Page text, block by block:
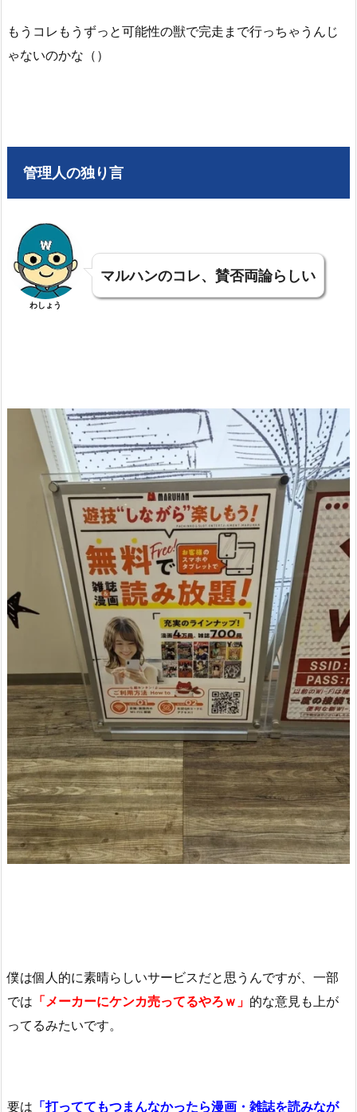
もうコレもうずっと可能性の獣で完走まで行っちゃうんじ
ゃないのかな（）
管理人の独り言
わしょう
マルハンのコレ、賛否両論らしい
僕は個人的に素晴らしいサービスだと思うんですが、一部
では 「メーカーにケンカ売ってるやろｗ」 的な意見も上が
ってるみたいです。
要は 「打っててもつまんなかったら漫画・雑誌を読みなが